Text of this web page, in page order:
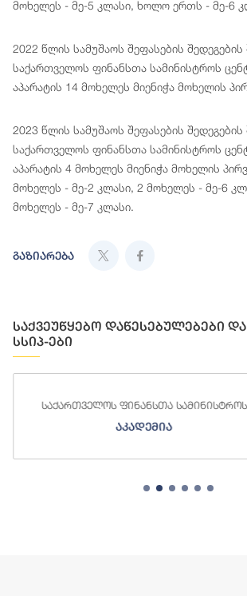
მოხელეს - მე-5 კლასი, ხოლო ერთს - მე-6
2022 წლის სამუშაოს შეფასების შედეგების
საქართველოს ფინანსთა სამინისტროს
აპარატის 14 მოხელეს მიენიჭა მოხელის
2023 წლის სამუშაოს შეფასების შედეგების
საქართველოს ფინანსთა სამინისტროს
აპარატის 4 მოხელეს მიენიჭა მოხელის
მოხელეს - მე-2 კლასი, 2 მოხელეს - მე-6
მოხელეს - მე-7 კლასი.
გაზიარება
საქვეუწყებო დაწესებულებები
სსიპ-ები
საქართველოს ფინანსთა სამინისტროს
აკადემია